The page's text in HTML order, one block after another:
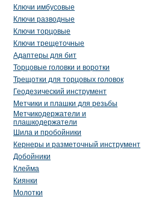
Ключи имбусовые
Ключи разводные
Ключи торцовые
Ключи трещеточные
Адаптеры для бит
Торцовые головки и воротки
Трещотки для торцовых головок
Геодезический инструмент
Метчики и плашки для резьбы
Метчикодержатели и
плашкодержатели
Шила и пробойники
Кернеры и разметочный инструмент
Добойники
Клейма
Киянки
Молотки